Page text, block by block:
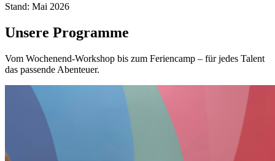
Stand: Mai 2026
Unsere Programme
Vom Wochenend-Workshop bis zum Feriencamp – für jedes Talent
das passende Abenteuer.